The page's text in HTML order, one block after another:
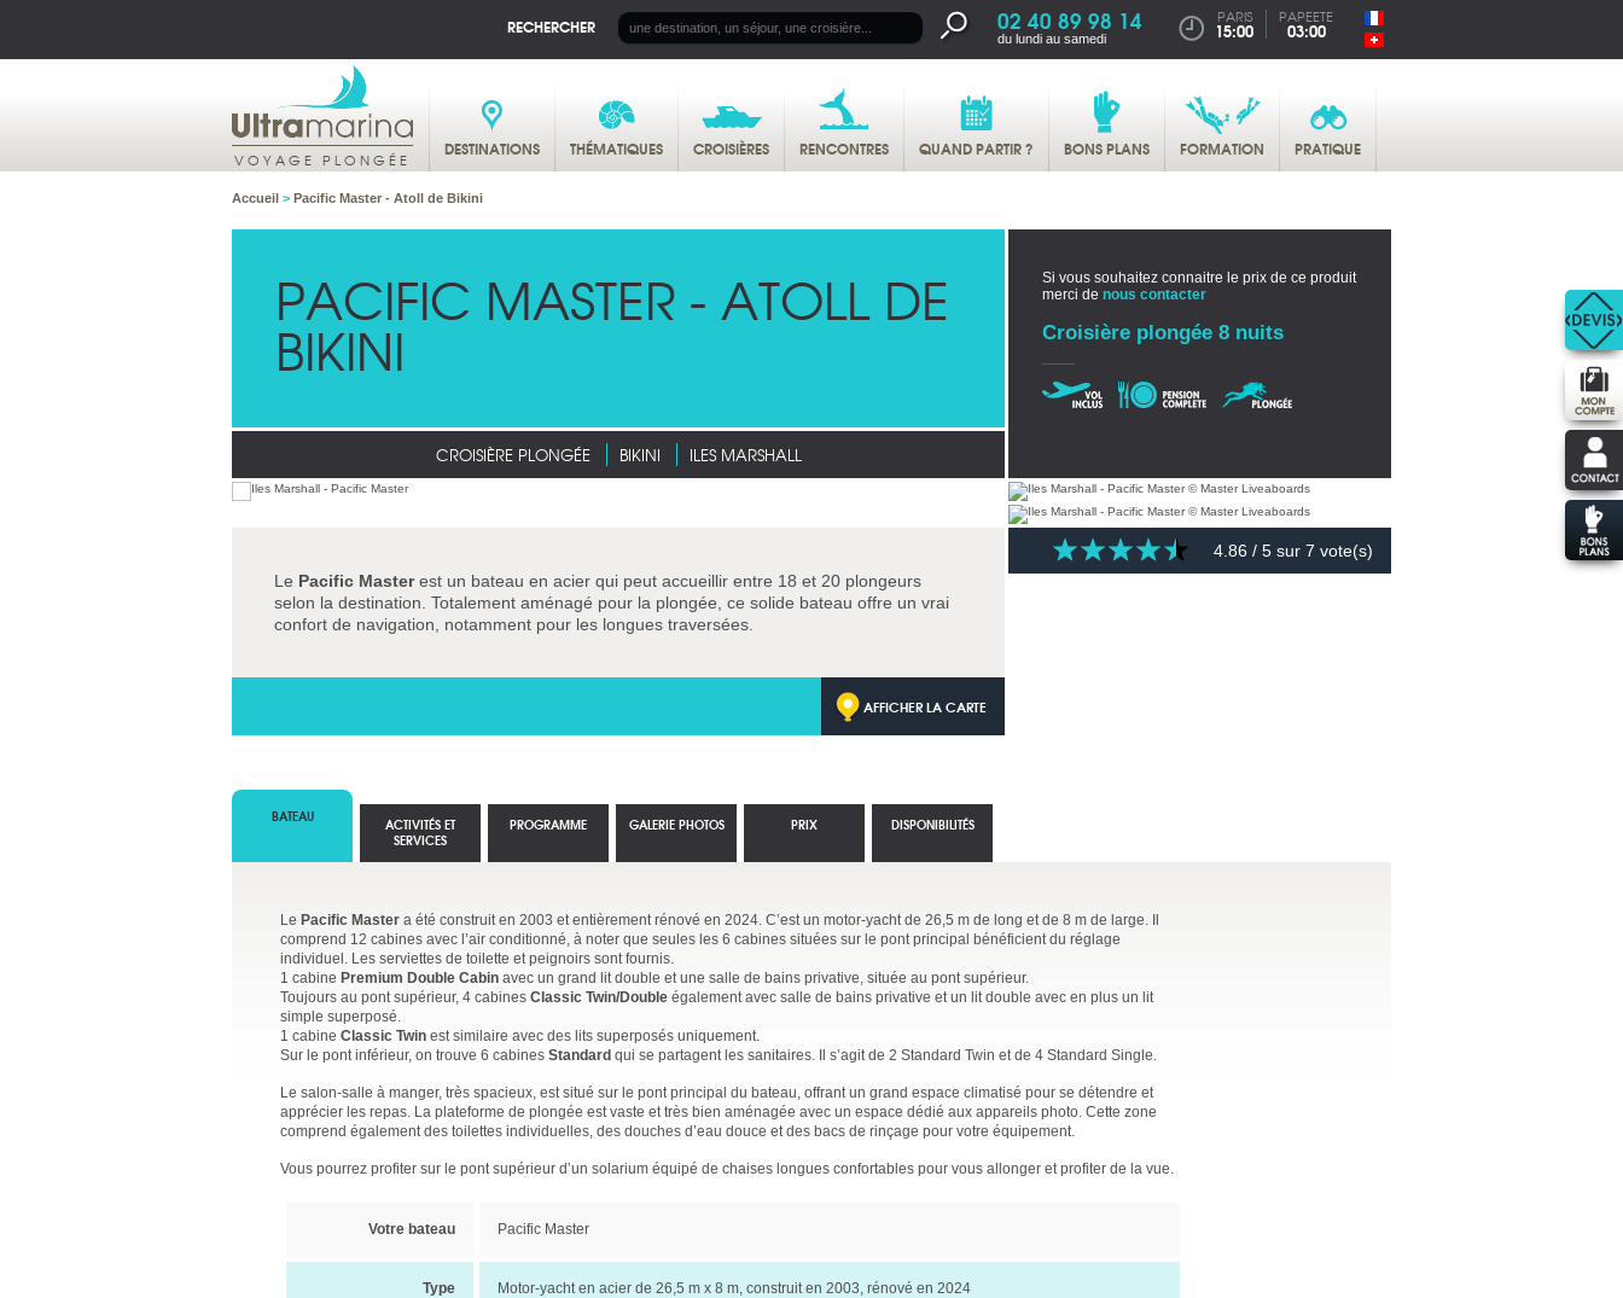
RECHERCHER 02 40 89 98 14
du lundi au samedi
PARIS
15:00
PAPEETE
03:00
VOYAGE PLONGÉE DESTINATIONS THÉMATIQUES CROISIÈRES RENCONTRES QUAND PARTIR ? BONS PLANS FORMATION PRATIQUE
Accueil > Pacific Master - Atoll de Bikini
PACIFIC MASTER - ATOLL DE
BIKINI
CROISIÈRE PLONGÉE BIKINI ILES MARSHALL
Si vous souhaitez connaitre le prix de ce produit
merci de nous contacter
Croisière plongée 8 nuits
Le Pacific Masterest un bateau en acier qui peut accueillir entre 18 et 20 plongeurs
selon la destination. Totalement aménagé pour la plongée, ce solide bateau offre un vrai
confort de navigation, notamment pour les longues traversées.
AFFICHER LA CARTE
4.86 / 5 sur 7 vote(s)
BATEAU
Le Pacific Master a été construit en 2003 et entièrement rénové en 2024. C’est un motor-yacht de 26,5 m de long et de 8 m de large. Il
comprend 12 cabines avec l’air conditionné, à noter que seules les 6 cabines situées sur le pont principal bénéficient du réglage
individuel. Les serviettes de toilette et peignoirs sont fournis.
1 cabine Premium Double Cabin avec un grand lit double et une salle de bains privative, située au pont supérieur.
Toujours au pont supérieur, 4 cabines Classic Twin/Double également avec salle de bains privative et un lit double avec en plus un lit
simple superposé.
1 cabine Classic Twin est similaire avec des lits superposés uniquement.
Sur le pont inférieur, on trouve 6 cabines Standard qui se partagent les sanitaires. Il s’agit de 2 Standard Twin et de 4 Standard Single.
Le salon-salle à manger, très spacieux, est situé sur le pont principal du bateau, offrant un grand espace climatisé pour se détendre et
apprécier les repas. La plateforme de plongée est vaste et très bien aménagée avec un espace dédié aux appareils photo. Cette zone
comprend également des toilettes individuelles, des douches d’eau douce et des bacs de rinçage pour votre équipement.
Vous pourrez profiter sur le pont supérieur d’un solarium équipé de chaises longues confortables pour vous allonger et profiter de la vue.
Votre bateau Pacific Master
Type Motor-yacht en acier de 26,5 m x 8 m, construit en 2003, rénové en 2024
ACTIVITÉS ET
SERVICES
PROGRAMME GALERIE PHOTOS PRIX DISPONIBILITÉS